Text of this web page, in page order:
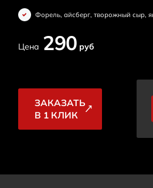
Форель, айсберг, творожный сыр,
Цена 290 руб
ЗАКАЗАТЬ
В 1 КЛИК